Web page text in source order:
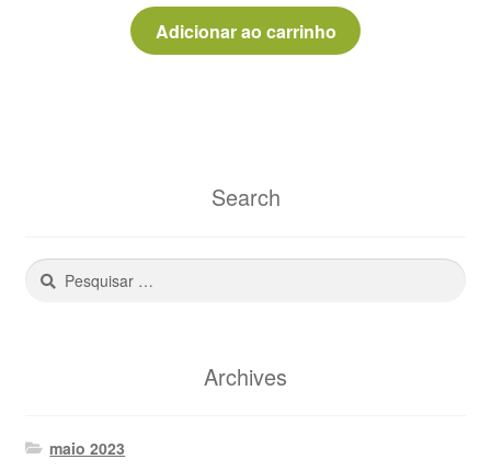
Adicionar ao carrinho
Search
Pesquisar
por:
Archives
maio 2023